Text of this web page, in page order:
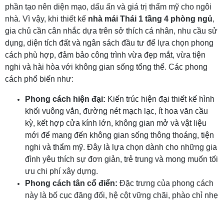
phần tạo nên diện mạo, dấu ấn và giá trị thẩm mỹ cho ngôi
nhà. Vì vậy, khi thiết kế nhà mái Thái 1 tầng 4 phòng ngủ,
gia chủ cần cân nhắc dựa trên sở thích cá nhân, nhu cầu sử
dụng, diện tích đất và ngân sách đầu tư để lựa chọn phong
cách phù hợp, đảm bảo công trình vừa đẹp mắt, vừa tiện
nghi và hài hòa với không gian sống tổng thể. Các phong
cách phổ biến như:
Phong cách hiện đại: Kiến trúc hiện đại thiết kế hình
khối vuông vắn, đường nét mạch lạc, ít hoa văn cầu
kỳ, kết hợp cửa kính lớn, không gian mở và vật liệu
mới để mang đến không gian sống thông thoáng, tiện
nghi và thẩm mỹ. Đây là lựa chọn dành cho những gia
đình yêu thích sự đơn giản, trẻ trung và mong muốn tối
ưu chi phí xây dựng.
Phong cách tân cổ điển: Đặc trưng của phong cách
này là bố cục đăng đối, hệ cột vững chãi, phào chỉ nhẹ